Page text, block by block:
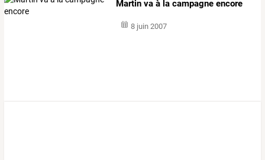
Martin va à la campagne encore
8 juin 2007